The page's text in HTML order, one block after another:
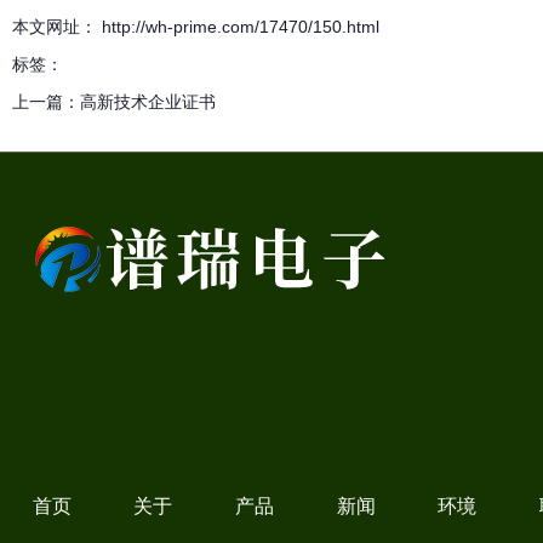
本文网址： http://wh-prime.com/17470/150.html
标签：
上一篇： 高新技术企业证书
首页 关于 产品 新闻 环境